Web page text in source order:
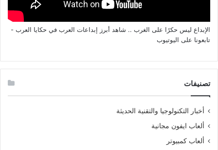
الإبداع ليس حكرًا على الغرب .. شاهد أبرز إبداعات العرب في حكايا العرب -
تابعونا على اليوتيوب
تصنيفات
أخبار التكنولوجيا والتقنية الحديثة
ألعاب ايفون مجانية
ألعاب كمبيوتر